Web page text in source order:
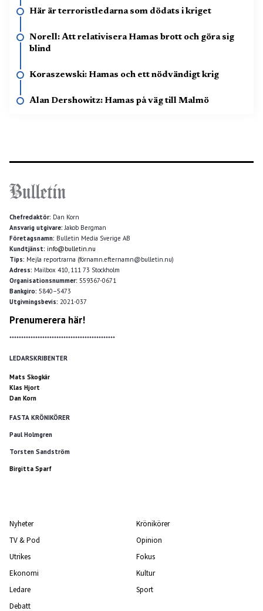
Här är terroristledarna som dödats i kriget
Norell: Att relativisera Hamas brott och göra sig
blind
Koraszewski: Hamas och ett nödvändigt krig
Alan Dershowitz: Hamas på väg till Malmö
Chefredaktör: Dan Korn
Ansvarig utgivare: Jakob Bergman
Företagsnamn: Bulletin Media Sverige AB
Kundtjänst: info@bulletin.nu
Tips: Mejla reportrarna (förnamn.efternamn@bulletin.nu)
Adress: Mailbox 410, 111 73 Stockholm
Organisationsnummer: 559367-0671
Bankgiro: 5840–5473
Utgivningsbevis: 2021-037
Prenumerera här!
*********************************************
LEDARSKRIBENTER
Mats Skogkär
Klas Hjort
Dan Korn
FASTA KRÖNIKÖRER
Paul Holmgren
Torsten Sandström
Birgitta Sparf
Nyheter
TV & Pod
Utrikes
Ekonomi
Ledare
Debatt
Krönikörer
Opinion
Fokus
Kultur
Sport